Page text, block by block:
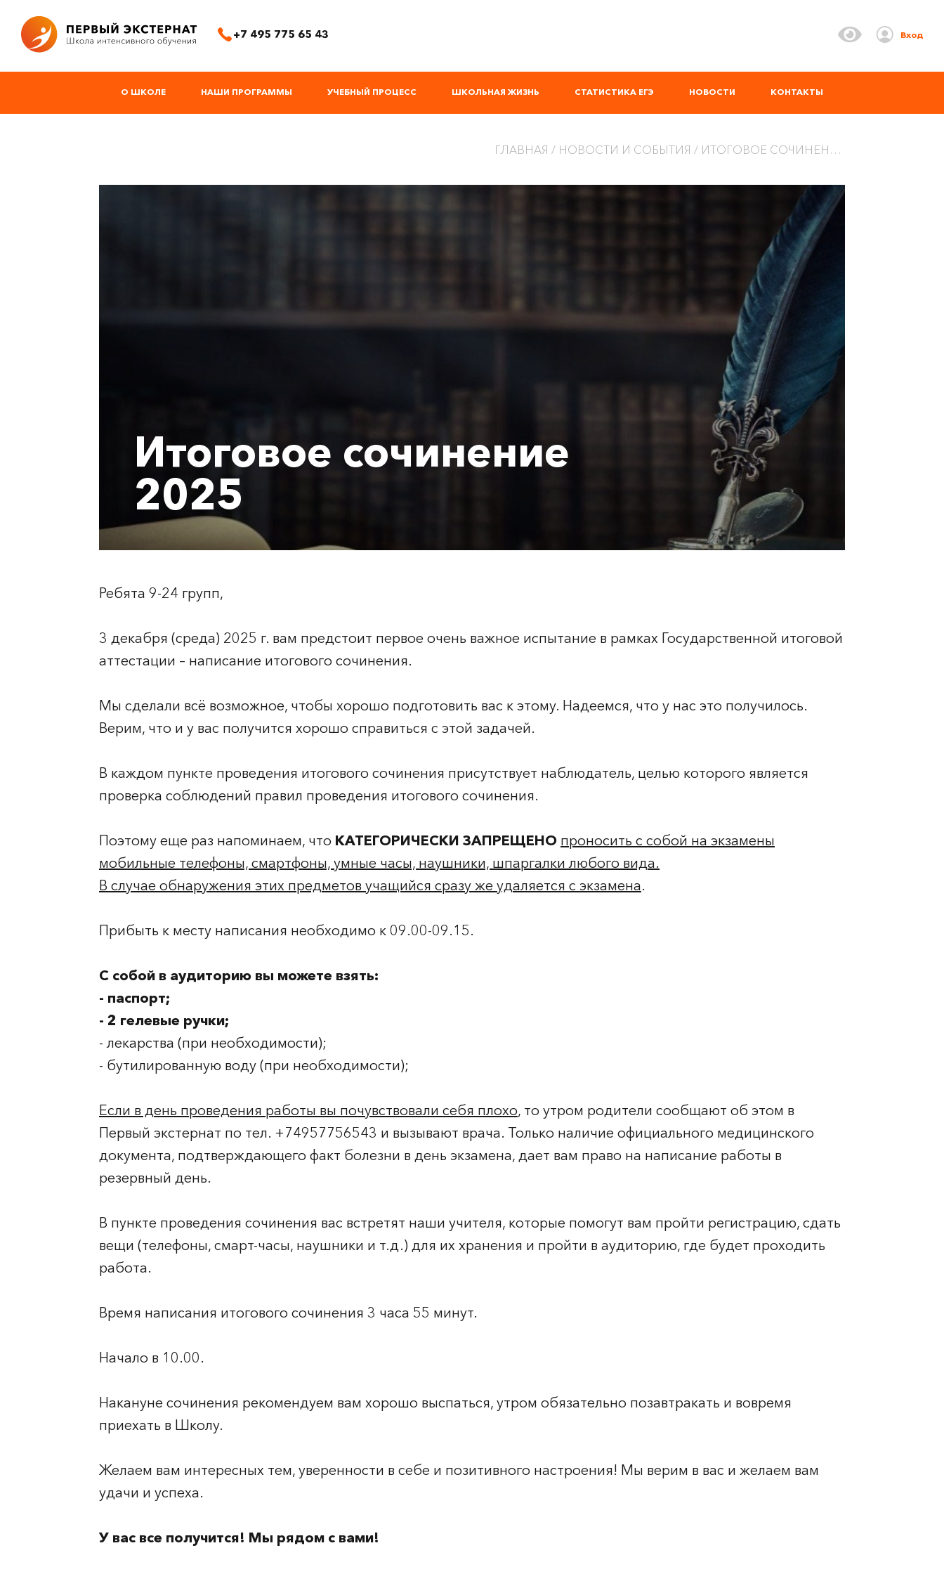
+7 495 775 65 43 Вход
О ШКОЛЕ НАШИ ПРОГРАММЫ УЧЕБНЫЙ ПРОЦЕСС ШКОЛЬНАЯ ЖИЗНЬ СТАТИСТИКА ЕГЭ НОВОСТИ КОНТАКТЫ
ГЛАВНАЯ НОВОСТИ И СОБЫТИЯ ИТОГОВОЕ СОЧИНЕНИЕ 2025
Итоговое сочинение
2025
Ребята 9-24 групп,
3 декабря (среда) 2025 г. вам предстоит первое очень важное испытание в рамках Государственной итоговой
аттестации – написание итогового сочинения.
Мы сделали всё возможное, чтобы хорошо подготовить вас к этому. Надеемся, что у нас это получилось.
Верим, что и у вас получится хорошо справиться с этой задачей.
В каждом пункте проведения итогового сочинения присутствует наблюдатель, целью которого является
проверка соблюдений правил проведения итогового сочинения.
Поэтому еще раз напоминаем, что КАТЕГОРИЧЕСКИ ЗАПРЕЩЕНО проносить с собой на экзамены
мобильные телефоны, смартфоны, умные часы, наушники, шпаргалки любого вида.
В случае обнаружения этих предметов учащийся сразу же удаляется с экзамена.
Прибыть к месту написания необходимо к 09.00-09.15.
С собой в аудиторию вы можете взять:
- паспорт;
- 2 гелевые ручки;
- лекарства (при необходимости);
- бутилированную воду (при необходимости);
Если в день проведения работы вы почувствовали себя плохо, то утром родители сообщают об этом в
Первый экстернат по тел. +74957756543 и вызывают врача. Только наличие официального медицинского
документа, подтверждающего факт болезни в день экзамена, дает вам право на написание работы в
резервный день.
В пункте проведения сочинения вас встретят наши учителя, которые помогут вам пройти регистрацию, сдать
вещи (телефоны, смарт-часы, наушники и т.д.) для их хранения и пройти в аудиторию, где будет проходить
работа.
Время написания итогового сочинения 3 часа 55 минут.
Начало в 10.00.
Накануне сочинения рекомендуем вам хорошо выспаться, утром обязательно позавтракать и вовремя
приехать в Школу.
Желаем вам интересных тем, уверенности в себе и позитивного настроения! Мы верим в вас и желаем вам
удачи и успеха.
У вас все получится! Мы рядом с вами!